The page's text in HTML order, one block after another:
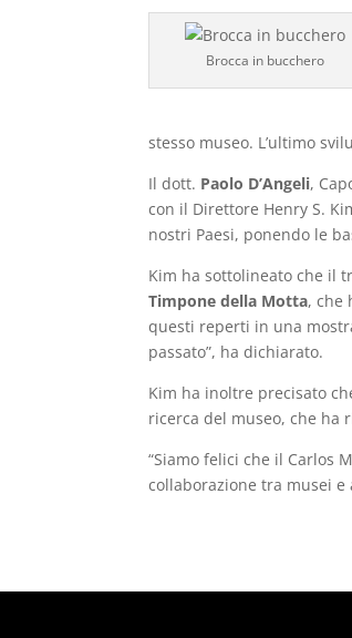
Brocca in bucchero
stesso museo. L’ultimo
Il dott. Paolo D’Angeli,
con il Direttore Henry S.
nostri Paesi, ponendo le
Kim ha sottolineato che il
Timpone della Motta, che
questi reperti in una
passato”, ha dichiarato.
Kim ha inoltre precisato
ricerca del museo, che ha
“Siamo felici che il Carlos
collaborazione tra musei